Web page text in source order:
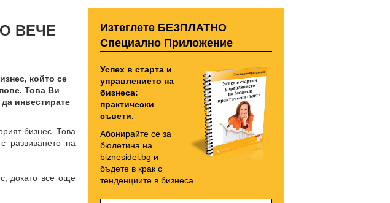
ВЕЧЕ
който се
Това Ви
инвестирате
бизнес. Това
развиването на
докато все още
Изтеглете БЕЗПЛАТНО
Специално Приложение
Успех в старта и
управлението на
бизнеса:
практически
съвети.
Абонирайте се за
бюлетина на
biznesidei.bg и
бъдете в крак с
тенденциите в бизнеса.